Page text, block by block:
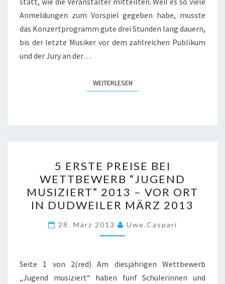
Anmeldungen zum Vorspiel gegeben habe, musste
das Konzertprogramm gute drei Stunden lang dauern,
bis der letzte Musiker vor dem zahlreichen Publikum
und der Jury an der…
WEITERLESENWEITERLESEN
ERSTE
PREISE
BEI
WETTBEWERB
“JUGEND
MUSIZIERT”
–
VOR
5 ERSTE PREISE BEI
WETTBEWERB “JUGEND
MUSIZIERT” 2013 – VOR ORT
IN DUDWEILER MÄRZ 2013
28. März 2013 Uwe.caspari
Seite 1 von 2(red) Am diesjährigen Wettbewerb
„Jugend musiziert“ haben fünf Schülerinnen und